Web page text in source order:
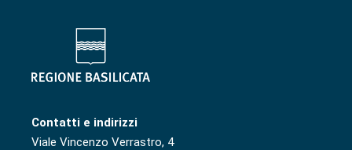
Contatti e indirizzi
Viale Vincenzo Verrastro, 4